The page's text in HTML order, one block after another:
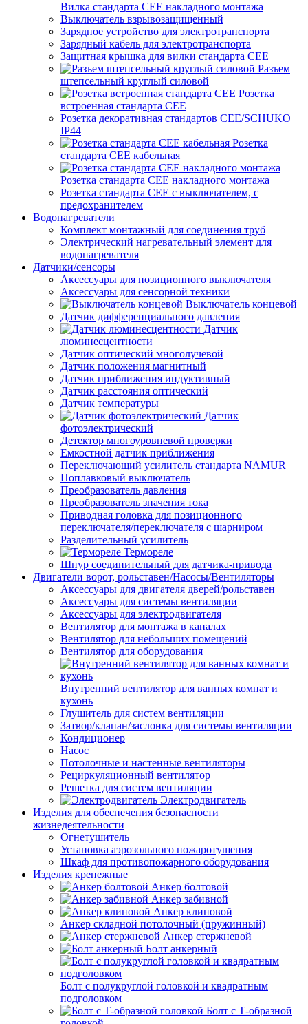
Вилка стандарта CEE накладного монтажа
Выключатель взрывозащищенный
Зарядное устройство для электротранспорта
Зарядный кабель для электротранспорта
Защитная крышка для вилки стандарта CEE
Разъем
штепсельный круглый силовой
Розетка
встроенная стандарта CEE
Розетка декоративная стандартов CEE/SCHUKO
IP44
Розетка
стандарта СЕЕ кабельная
Розетка стандарта СЕЕ накладного монтажа
Розетка стандарта СЕЕ с выключателем, с
предохранителем
Водонагреватели
Комплект монтажный для соединения труб
Электрический нагревательный элемент для
водонагревателя
Датчики/сенсоры
Аксессуары для позиционного выключателя
Аксессуары для сенсорной техники
Выключатель концевой
Датчик дифференциального давления
Датчик
люминесцентности
Датчик оптический многолучевой
Датчик положения магнитный
Датчик приближения индуктивный
Датчик расстояния оптический
Датчик температуры
Датчик
фотоэлектрический
Детектор многоуровневой проверки
Емкостной датчик приближения
Переключающий усилитель стандарта NAMUR
Поплавковый выключатель
Преобразователь давления
Преобразователь значения тока
Приводная головка для позиционного
переключателя/переключателя с шарниром
Разделительный усилитель
Термореле
Шнур соединительный для датчика-привода
Двигатели ворот, рольставен/Насосы/Вентиляторы
Аксессуары для двигателя дверей/рольставен
Аксессуары для системы вентиляции
Аксессуары для электродвигателя
Вентилятор для монтажа в каналах
Вентилятор для небольших помещений
Вентилятор для оборудования
Внутренний вентилятор для ванных комнат и
кухонь
Глушитель для систем вентиляции
Затвор/клапан/заслонка для системы вентиляции
Кондиционер
Насос
Потолочные и настенные вентиляторы
Рециркуляционный вентилятор
Решетка для систем вентиляции
Электродвигатель
Изделия для обеспечения безопасности
жизнедеятельности
Огнетушитель
Установка аэрозольного пожаротушения
Шкаф для противопожарного оборудования
Изделия крепежные
Анкер болтовой
Анкер забивной
Анкер клиновой
Анкер складной потолочный (пружинный)
Анкер стержневой
Болт анкерный
Болт с полукруглой головкой и квадратным
подголовком
Болт с Т-образной